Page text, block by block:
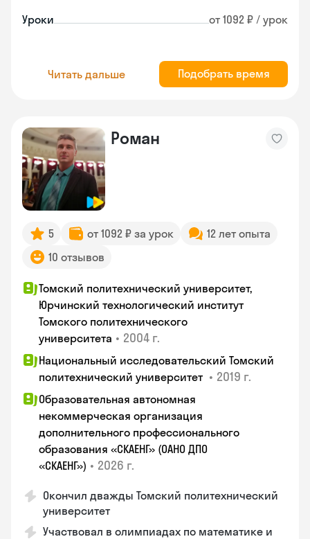
Уроки от 1092 ₽ / урок
Читать дальше Подобрать время
Роман
5 от 1092 ₽ за урок
12 лет опыта
10 отзывов
Томский политехнический университет,
Юрчинский технологический институт
Томского политехнического
университета • 2004 г.
Национальный исследовательский Томский
политехнический университет • 2019 г.
Образовательная автономная
некоммерческая организация
дополнительного профессионального
образования «СКАЕНГ» (ОАНО ДПО
«СКАЕНГ») • 2026 г.
Окончил дважды Томский политехнический
университет
Участвовал в олимпиадах по математике и